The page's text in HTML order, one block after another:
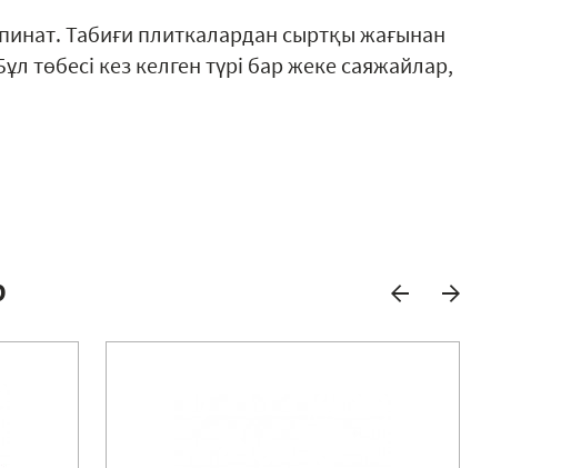
Табиғи плиткалардан сыртқы жағынан
төбесі кез келген түрі бар жеке саяжайлар,